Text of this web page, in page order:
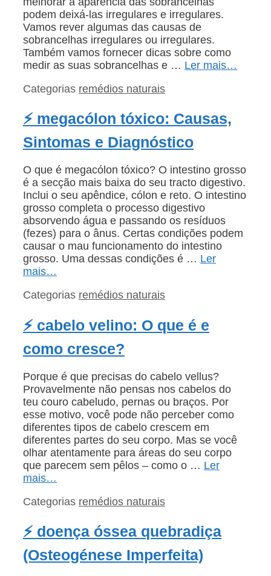
podem deixá-las irregulares e irregulares.
Vamos rever algumas das causas de
sobrancelhas irregulares ou irregulares.
Também vamos fornecer dicas sobre como
medir as suas sobrancelhas e … Ler mais…
Categorias remédios naturais
⚡ megacólon tóxico: Causas,
Sintomas e Diagnóstico
O que é megacólon tóxico? O intestino grosso
é a secção mais baixa do seu tracto digestivo.
Inclui o seu apêndice, cólon e reto. O intestino
grosso completa o processo digestivo
absorvendo água e passando os resíduos
(fezes) para o ânus. Certas condições podem
causar o mau funcionamento do intestino
grosso. Uma dessas condições é … Ler
mais…
Categorias remédios naturais
⚡ cabelo velino: O que é e
como cresce?
Porque é que precisas do cabelo vellus?
Provavelmente não pensas nos cabelos do
teu couro cabeludo, pernas ou braços. Por
esse motivo, você pode não perceber como
diferentes tipos de cabelo crescem em
diferentes partes do seu corpo. Mas se você
olhar atentamente para áreas do seu corpo
que parecem sem pêlos – como o … Ler
mais…
Categorias remédios naturais
⚡ doença óssea quebradiça
(Osteogénese Imperfeita)